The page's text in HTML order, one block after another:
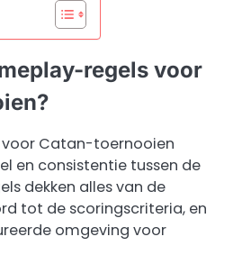
regels voor
Catan-toernooien
en consistentie tussen de
dekken alles van de
tot de scoringscriteria, en
omgeving voor